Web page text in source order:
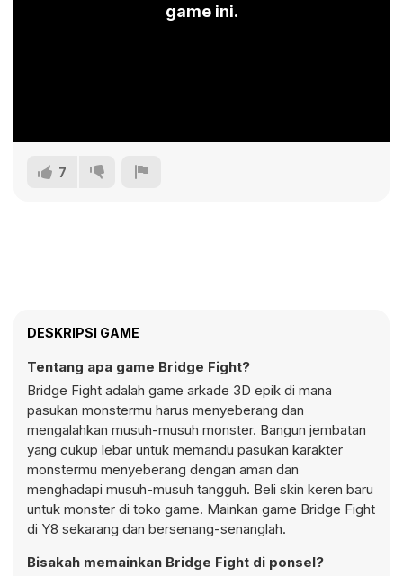
game ini.
7
DESKRIPSI GAME
Tentang apa game Bridge Fight?
Bridge Fight adalah game arkade 3D epik di mana
pasukan monstermu harus menyeberang dan
mengalahkan musuh-musuh monster. Bangun jembatan
yang cukup lebar untuk memandu pasukan karakter
monstermu menyeberang dengan aman dan
menghadapi musuh-musuh tangguh. Beli skin keren baru
untuk monster di toko game. Mainkan game Bridge Fight
di Y8 sekarang dan bersenang-senanglah.
Bisakah memainkan Bridge Fight di ponsel?